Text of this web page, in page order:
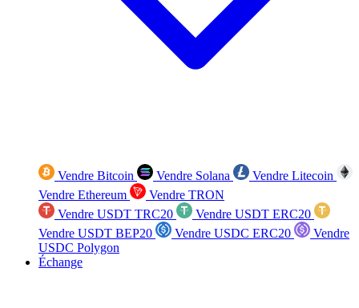
Vendre Bitcoin Vendre Solana
Vendre Litecoin
Vendre Ethereum
Vendre TRON
Vendre USDT TRC20
Vendre USDT ERC20
Vendre USDT BEP20
Vendre USDC ERC20
Vendre
USDC Polygon
Échange